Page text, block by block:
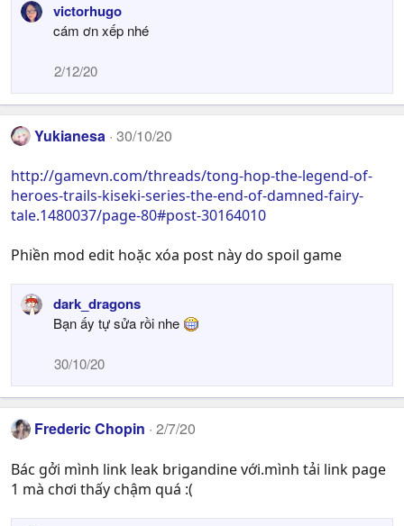
victorhugo
cám ơn xếp nhé
2/12/20
Yukianesa 30/10/20
http://gamevn.com/threads/tong-hop-the-legend-of-
heroes-trails-kiseki-series-the-end-of-damned-fairy-
tale.1480037/page-80#post-30164010
Phiền mod edit hoặc xóa post này do spoil game
dark_dragons
Bạn ấy tự sửa rồi nhe
30/10/20
Frederic Chopin 2/7/20
Bác gởi mình link leak brigandine với.mình tải link page
1 mà chơi thấy chậm quá :(